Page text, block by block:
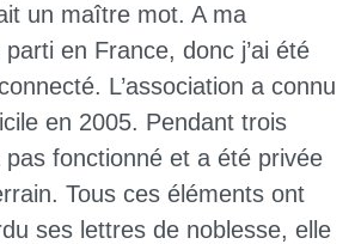
un maître mot. A ma
en France, donc j’ai été
L’association a connu
en 2005. Pendant trois
pas fonctionné et a été privée
Tous ces éléments ont
ses lettres de noblesse, elle